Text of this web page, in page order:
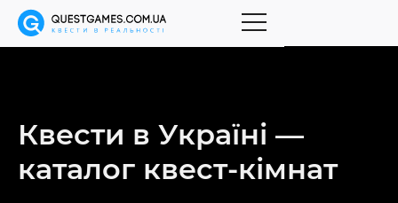
Квести в Україні —
каталог квест-кімнат